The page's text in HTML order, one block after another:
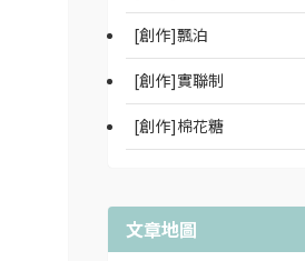
[創作]飄泊
[創作]實聯制
[創作]棉花糖
文章地圖